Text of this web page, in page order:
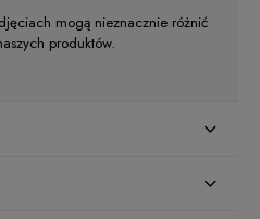
mogą nieznacznie różnić
produktów.